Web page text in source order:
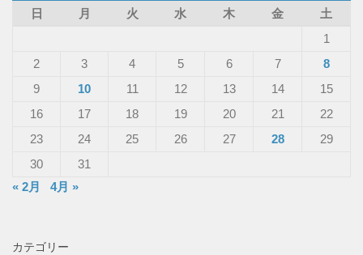
日
月 火 水 木 金
土
1
2
3 4 5 6 7
8
9
10 11 12 13 14
15
16
17 18 19 20 21
22
23
24 25 26 27 28
29
30
31
« 2月
4月 »
カテゴリー